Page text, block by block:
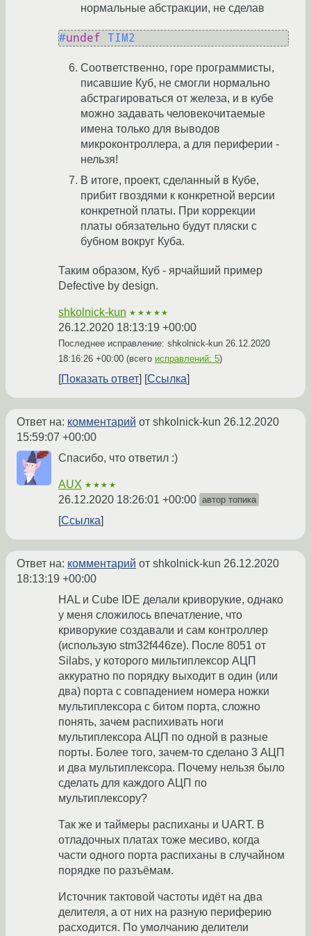
нормальные абстракции, не сделав
#undef TIM2
Соответственно, горе программисты,
писавшие Куб, не смогли нормально
абстрагироваться от железа, и в кубе
можно задавать человекочитаемые
имена только для выводов
микроконтроллера, а для периферии -
нельзя!
В итоге, проект, сделанный в Кубе,
прибит гвоздями к конкретной версии
конкретной платы. При коррекции
платы обязательно будут пляски с
бубном вокруг Куба.
Таким образом, Куб - ярчайший пример
Defective by design.
shkolnick-kun ★★★★★
26.12.2020 18:13:19 +00:00
Последнее исправление: shkolnick-kun 26.12.2020
18:16:26 +00:00 (всего исправлений: 5)
Показать ответ Ссылка
Ответ на: комментарий от shkolnick-kun 26.12.2020
15:59:07 +00:00
Спасибо, что ответил :)
AUX ★★★★
26.12.2020 18:26:01 +00:00 автор топика
Ссылка
Ответ на: комментарий от shkolnick-kun 26.12.2020
18:13:19 +00:00
HAL и Cube IDE делали криворукие, однако
у меня сложилось впечатление, что
криворукие создавали и сам контроллер
(использую stm32f446ze). После 8051 от
Silabs, у которого мильтиплексор АЦП
аккуратно по порядку выходит в один (или
два) порта с совпадением номера ножки
мультиплексора с битом порта, сложно
понять, зачем распихивать ноги
мультиплексора АЦП по одной в разные
порты. Более того, зачем-то сделано 3 АЦП
и два мультиплексора. Почему нельзя было
сделать для каждого АЦП по
мультиплексору?
Так же и таймеры распиханы и UART. В
отладочных платах тоже месиво, когда
части одного порта распиханы в случайном
порядке по разъёмам.
Источник тактовой частоты идёт на два
делителя, а от них на разную периферию
расходится. По умолчанию делители